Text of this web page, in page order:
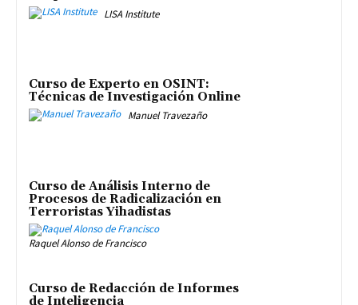
LISA Institute
Curso de Experto en OSINT:
Técnicas de Investigación Online
Manuel Travezaño
Curso de Análisis Interno de
Procesos de Radicalización en
Terroristas Yihadistas
Raquel Alonso de Francisco
Curso de Redacción de Informes
de Inteligencia